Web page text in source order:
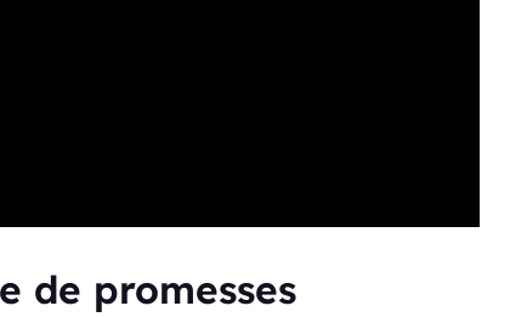
de promesses